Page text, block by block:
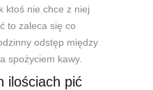
ktoś nie chce z niej
to zaleca się co
odstęp między
spożyciem kawy.
ilościach pić